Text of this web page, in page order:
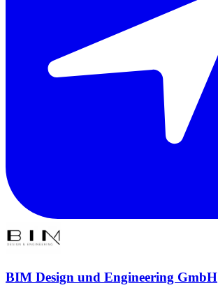
BIM Design und Engineering GmbH